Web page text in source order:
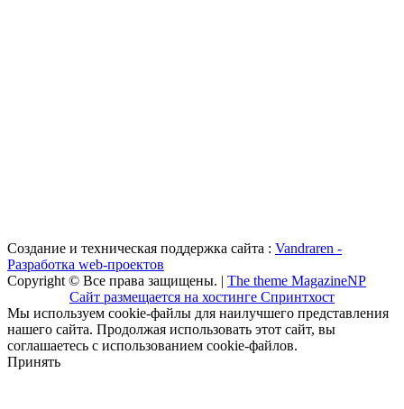
Создание и техническая поддержка сайта : Vandraren -
Разработка web-проектов
Copyright © Все права защищены. | The theme MagazineNP
Сайт размещается на хостинге Спринтхост
Мы используем cookie-файлы для наилучшего представления
нашего сайта. Продолжая использовать этот сайт, вы
соглашаетесь с использованием cookie-файлов.
Принять